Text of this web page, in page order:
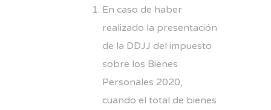
En caso de haber
realizado la presentación
de la DDJJ del impuesto
sobre los Bienes
Personales 2020,
cuando el total de bienes